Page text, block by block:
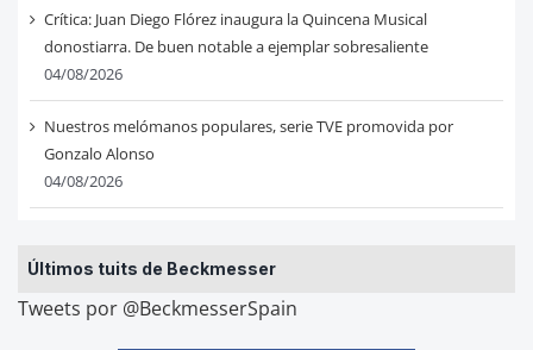
Crítica: Juan Diego Flórez inaugura la Quincena Musical
donostiarra. De buen notable a ejemplar sobresaliente
04/08/2026
Nuestros melómanos populares, serie TVE promovida por
Gonzalo Alonso
04/08/2026
Últimos tuits de Beckmesser
Tweets por @BeckmesserSpain